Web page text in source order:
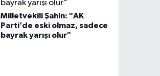
Milletvekili Şahin: "AK
Parti’de eski olmaz, sadece
bayrak yarışı olur"